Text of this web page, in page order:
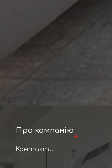
Про компанію
Контакти